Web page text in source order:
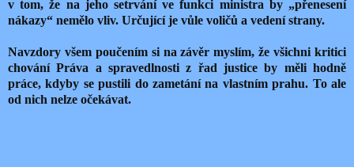
v tom, že na jeho setrvání ve funkci ministra by „přenesení
nákazy“ nemělo vliv. Určující je vůle voličů a vedení strany.
Navzdory všem poučením si na závěr myslím, že všichni kritici
chování Práva a spravedlnosti z řad justice by měli hodně
práce, kdyby se pustili do zametání na vlastním prahu. To ale
od nich nelze očekávat.